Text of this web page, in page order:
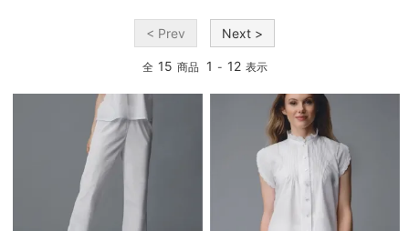
< Prev Next >
全 15 商品 1 - 12 表示